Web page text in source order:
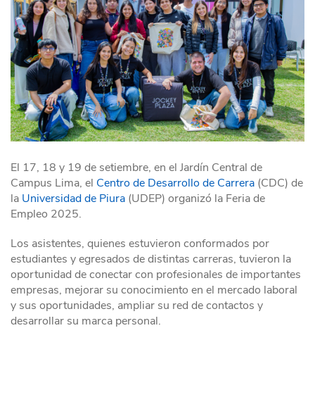
El 17, 18 y 19 de setiembre, en el Jardín Central de
Campus Lima, el Centro de Desarrollo de Carrera (CDC) de
la Universidad de Piura (UDEP) organizó la Feria de
Empleo 2025.
Los asistentes, quienes estuvieron conformados por
estudiantes y egresados de distintas carreras, tuvieron la
oportunidad de conectar con profesionales de importantes
empresas, mejorar su conocimiento en el mercado laboral
y sus oportunidades, ampliar su red de contactos y
desarrollar su marca personal.